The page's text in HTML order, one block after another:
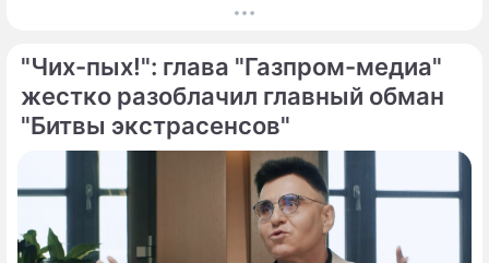
почитают память праведной Анны, матери
"Чих-пых!": глава "Газпром-медиа"
жестко разоблачил главный обман
"Битвы экстрасенсов"